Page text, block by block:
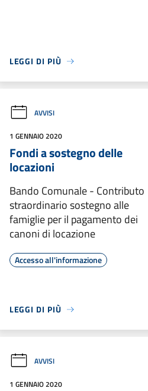
LEGGI DI PIÙ
AVVISI
1 GENNAIO 2020
Fondi a sostegno delle
locazioni
Bando Comunale - Contributo
straordinario sostegno alle
famiglie per il pagamento dei
canoni di locazione
Accesso all'informazione
LEGGI DI PIÙ
AVVISI
1 GENNAIO 2020